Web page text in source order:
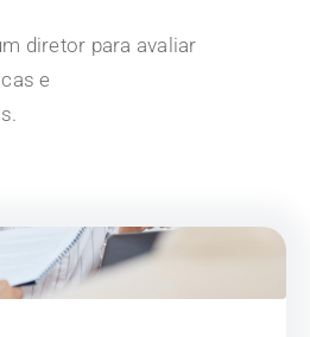
diretor para avaliar
e